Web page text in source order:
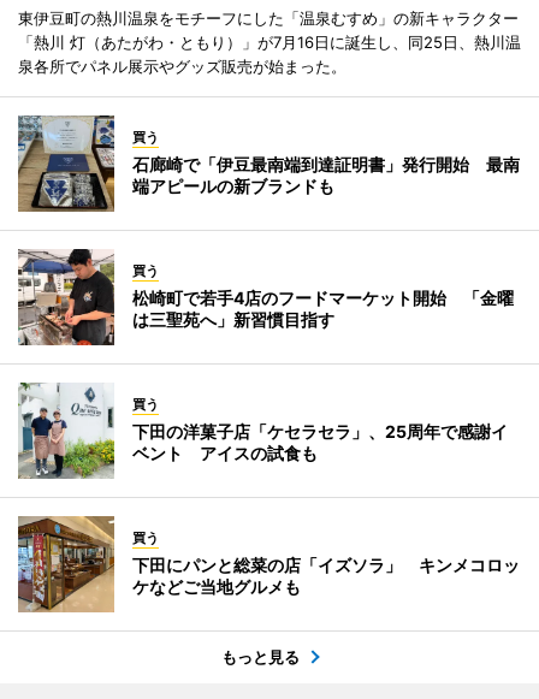
東伊豆町の熱川温泉をモチーフにした「温泉むすめ」の新キャラクター
「熱川 灯（あたがわ・ともり）」が7月16日に誕生し、同25日、熱川温
泉各所でパネル展示やグッズ販売が始まった。
買う
石廊崎で「伊豆最南端到達証明書」発行開始 最南
端アピールの新ブランドも
買う
松崎町で若手4店のフードマーケット開始 「金曜
は三聖苑へ」新習慣目指す
買う
下田の洋菓子店「ケセラセラ」、25周年で感謝イ
ベント アイスの試食も
買う
下田にパンと総菜の店「イズソラ」 キンメコロッ
ケなどご当地グルメも
もっと見る